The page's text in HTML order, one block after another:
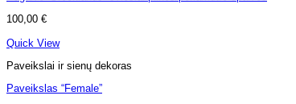
100,00 €
Quick View
Paveikslai ir sienų dekoras
Paveikslas “Female”